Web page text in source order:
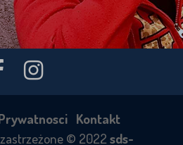
Kontakt
© 2022sds-